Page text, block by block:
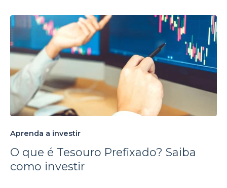
Aprenda a investir
O que é Tesouro Prefixado? Saiba
como investir